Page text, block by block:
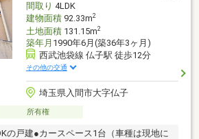
間取り 4LDK
建物面積92.33m2
土地面積131.15m2
築年月 1990年6月(築36年3ヶ月)
西武池袋線 仏子駅 徒歩12分
その他の交通
埼玉県入間市大字仏子
所有権
の戸建●カースペース1台（車種は現地に